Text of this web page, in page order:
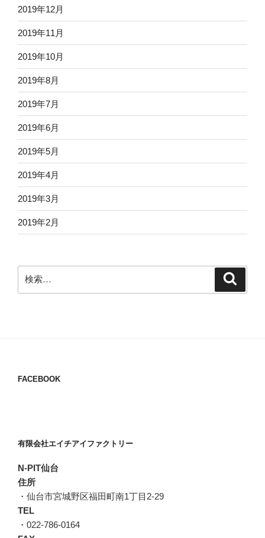
2019年12月
2019年11月
2019年10月
2019年8月
2019年7月
2019年6月
2019年5月
2019年4月
2019年3月
2019年2月
索:
FACEBOOK
有限会社エイチアイファクトリー
N-PIT仙台
住所
・仙台市宮城野区福田町南1丁目2-29
TEL
・022-786-0164